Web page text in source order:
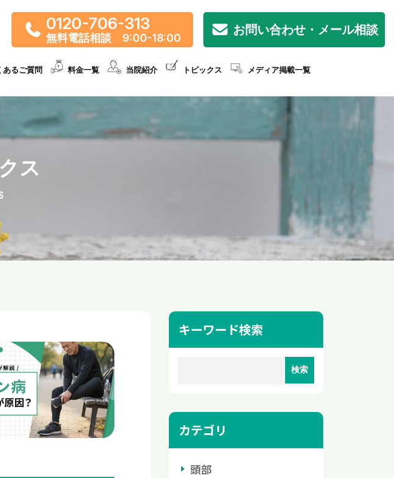
0120-706-313
無料電話相談 9:00-18:00
お問い合わせ・メール相談
あるご質問 料金一覧 当院紹介 トピックス メディア掲載一覧
ス
キーワード検索
カテゴリ
頭部